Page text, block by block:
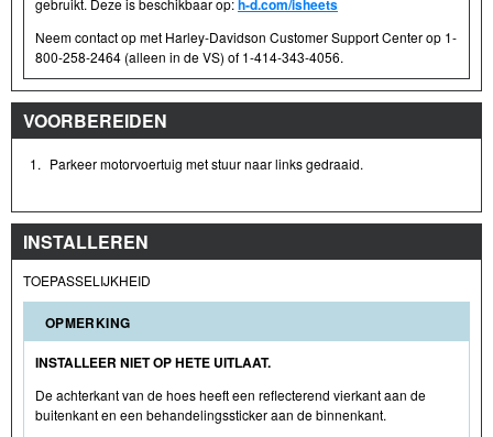
gebruikt. Deze is beschikbaar op:h-d.com/isheets
Neem contact op met Harley-Davidson Customer Support Center op 1-
800-258-2464 (alleen in de VS) of 1-414-343-4056.
VOORBEREIDEN
1. Parkeer motorvoertuig met stuur naar links gedraaid.
INSTALLEREN
TOEPASSELIJKHEID
OPMERKING
INSTALLEER NIET OP HETE UITLAAT.
De achterkant van de hoes heeft een reflecterend vierkant aan de
buitenkant en een behandelingssticker aan de binnenkant.